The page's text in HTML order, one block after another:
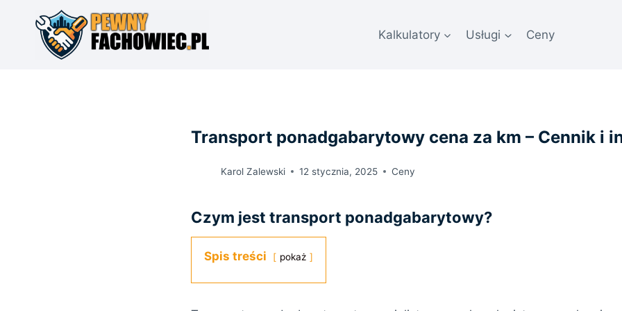
Kalkulatory Usługi Ceny
Transport ponadgabarytowy cena za km – Cennik i
Karol Zalewski 12 stycznia, 2025 Ceny
Czym jest transport ponadgabarytowy?
Spis treści pokaż